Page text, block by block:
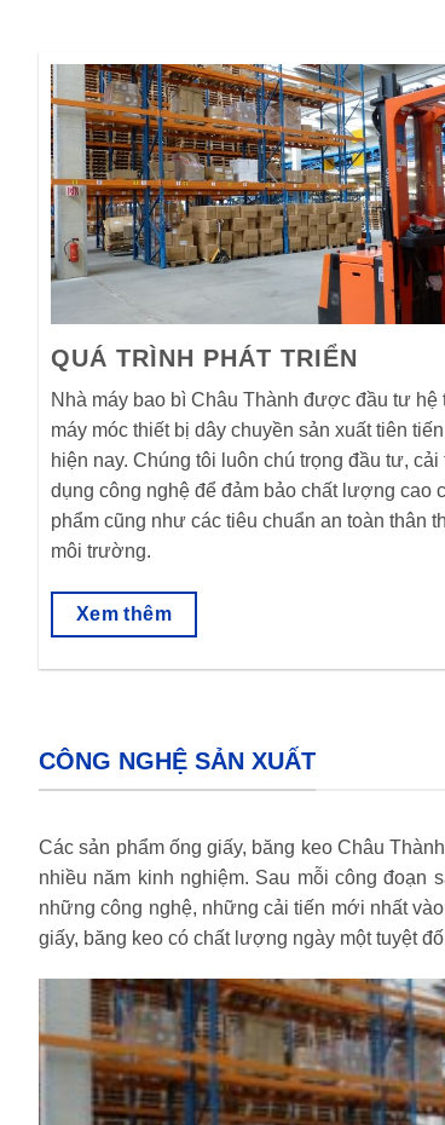
QUÁ TRÌNH PHÁT TRIỂN
Nhà máy bao bì Châu Thành được đầu tư hệ
máy móc thiết bị dây chuyền sản xuất tiên
hiện nay. Chúng tôi luôn chú trọng đầu tư, cải
dụng công nghệ để đảm bảo chất lượng cao
phẩm cũng như các tiêu chuẩn an toàn thân
môi trường.
Xem thêm
CÔNG NGHỆ SẢN XUẤT
Các sản phẩm ống giấy, băng keo Châu
nhiều năm kinh nghiệm. Sau mỗi công đoạn
những công nghệ, những cải tiến mới nhất
giấy, băng keo có chất lượng ngày một tuyệt